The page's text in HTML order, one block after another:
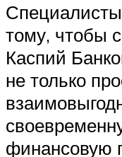
тому, чтобы
Каспий
не только
финансовую